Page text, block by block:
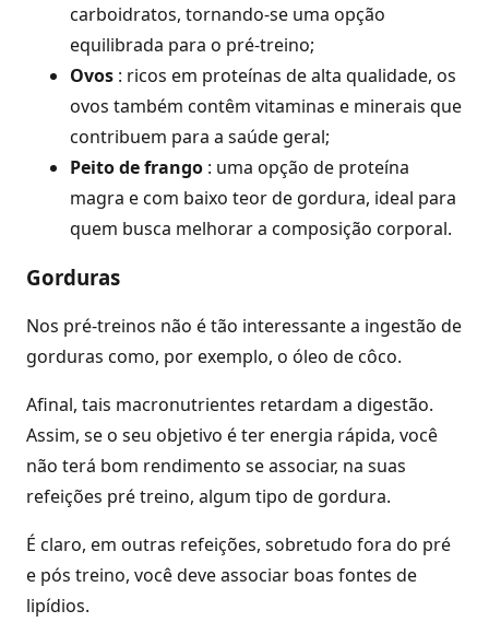
carboidratos, tornando-se uma opção
equilibrada para o pré-treino;
Ovos : ricos em proteínas de alta qualidade, os
ovos também contêm vitaminas e minerais que
contribuem para a saúde geral;
Peito de frango : uma opção de proteína
magra e com baixo teor de gordura, ideal para
quem busca melhorar a composição corporal.
Gorduras
Nos pré-treinos não é tão interessante a ingestão de
gorduras como, por exemplo, o óleo de côco.
Afinal, tais macronutrientes retardam a digestão.
Assim, se o seu objetivo é ter energia rápida, você
não terá bom rendimento se associar, na suas
refeições pré treino, algum tipo de gordura.
É claro, em outras refeições, sobretudo fora do pré
e pós treino, você deve associar boas fontes de
lipídios.